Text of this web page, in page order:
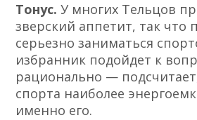
Тонус.У многих Тельцов
зверский аппетит, так что
серьезно заниматься
избранник подойдет к
рационально —
спорта наиболее
именно его.